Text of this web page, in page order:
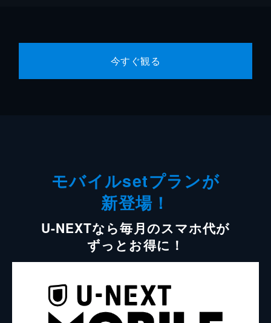
今すぐ観る
モバイルsetプランが
新登場！
U-NEXTなら毎月のスマホ代が
ずっとお得に！